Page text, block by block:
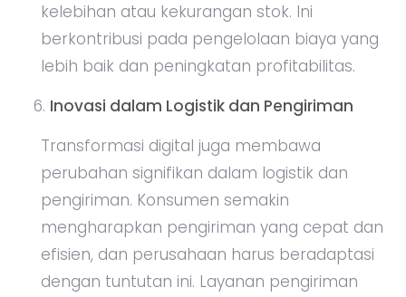
kelebihan atau kekurangan stok. Ini
berkontribusi pada pengelolaan biaya yang
lebih baik dan peningkatan profitabilitas.
Inovasi dalam Logistik dan Pengiriman
Transformasi digital juga membawa
perubahan signifikan dalam logistik dan
pengiriman. Konsumen semakin
mengharapkan pengiriman yang cepat dan
efisien, dan perusahaan harus beradaptasi
dengan tuntutan ini. Layanan pengiriman